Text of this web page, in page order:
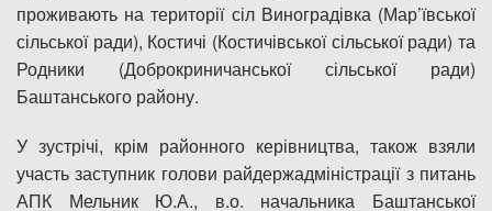
проживають на території сіл Виноградівка (Мар’ївської
сільської ради), Костичі (Костичівської сільської ради) та
Родники (Доброкриничанської сільської ради)
Баштанського району.
У зустрічі, крім районного керівництва, також взяли
участь заступник голови райдержадміністрації з питань
АПК Мельник Ю.А., в.о. начальника Баштанської